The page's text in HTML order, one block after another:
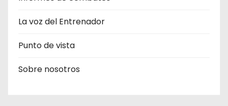
La voz del Entrenador
Punto de vista
Sobre nosotros